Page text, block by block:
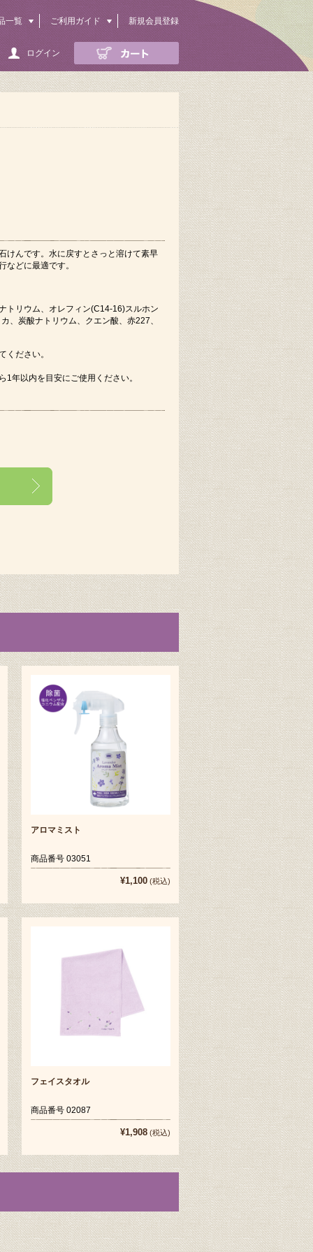
一覧 ご利用ガイド 新規会員登録
ログイン
けんです。水に戻すとさっと溶けて素早
などに最適です。
トリウム、オレフィン(C14-16)スルホン
、炭酸ナトリウム、クエン酸、赤227、
ください。
1年以内を目安にご使用ください。
アロマミスト
商品番号 03051
¥1,100 (税込)
フェイスタオル
商品番号 02087
¥1,908 (税込)